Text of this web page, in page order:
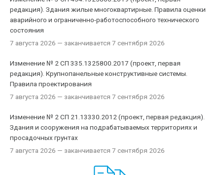
редакция). Здания жилые многоквартирные. Правила оценки
аварийного и ограниченно-работоспособного технического
состояния
7 августа 2026 — заканчивается 7 сентября 2026
Изменение № 2 СП 335.1325800.2017 (проект, первая
редакция). Крупнопанельные конструктивные системы.
Правила проектирования
7 августа 2026 — заканчивается 7 сентября 2026
Изменение № 2 СП 21.13330.2012 (проект, первая редакция).
Здания и сооружения на подрабатываемых территориях и
просадочных грунтах
7 августа 2026 — заканчивается 7 сентября 2026